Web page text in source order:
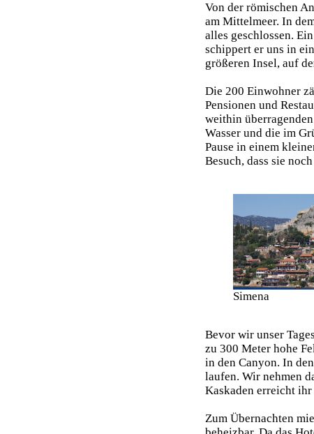
Von der römischen
am Mittelmeer. In
alles geschlossen.
schippert er uns in
größeren Insel, auf
Die 200 Einwohner
Pensionen und
weithin
Wasser und die im
Pause in einem
Besuch, dass sie
Simena
Bevor wir unser
zu 300 Meter hohe
in den Canyon. In
laufen. Wir nehmen
Kaskaden erreicht ihr
Zum Übernachten